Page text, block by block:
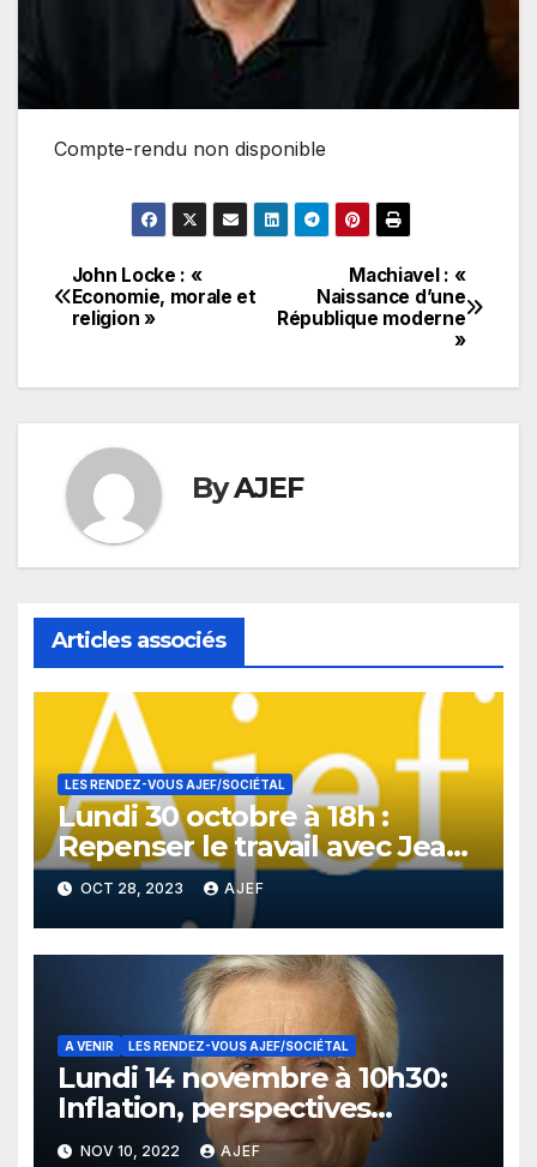
Compte-rendu non disponible
Navigation
de
l’article
Machiavel : «
Naissance d’une
République moderne
»
John Locke : «
Economie, morale et
religion »
ByAJEF
Articles associés
LES RENDEZ-VOUS AJEF/SOCIÉTAL
Lundi 30 octobre à 18h :
Repenser le travail avec Jean-
Dominique Senard, Maud
Bailly, Fanny Lederlin et
Laurent Marquet de Vasselot.
OCT 28, 2023 AJEF
A VENIR LES RENDEZ-VOUS AJEF/SOCIÉTAL
Lundi 14 novembre à 10h30:
Inflation, perspectives
économiques et
NOV 10, 2022 AJEF